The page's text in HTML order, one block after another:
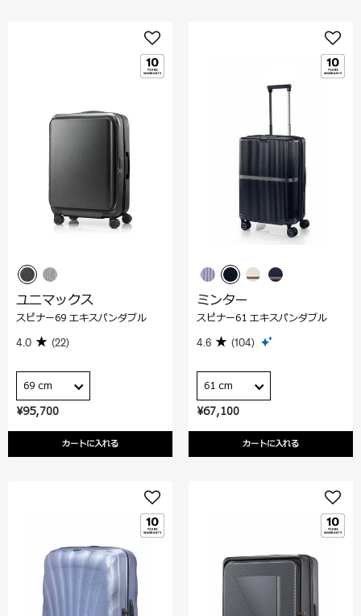
¥95,700
カートに入れる
ユニマックス
スピナー69 エキスパンダブル
4.0 (22)
69 cm
¥67,100
カートに入れる
ミンター
スピナー61 エキスパンダブル
4.6 (104)
61 cm